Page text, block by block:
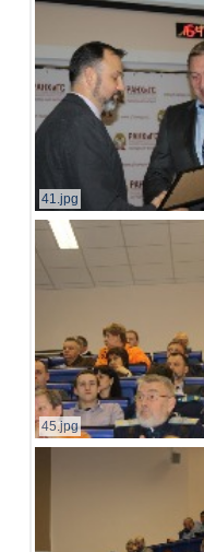
41.jpg
45.jpg